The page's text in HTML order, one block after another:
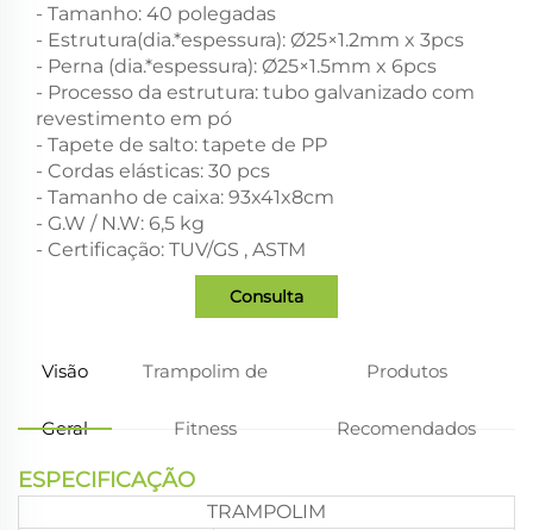
- Tamanho: 40 polegadas
- Estrutura(dia.*espessura): Ø25×1.2mm x 3pcs
- Perna (dia.*espessura): Ø25×1.5mm x 6pcs
- Processo da estrutura: tubo galvanizado com
revestimento em pó
- Tapete de salto: tapete de PP
- Cordas elásticas: 30 pcs
- Tamanho de caixa: 93x41x8cm
- G.W / N.W: 6,5 kg
- Certificação: TUV/GS , ASTM
Consulta
Visão
Geral
Trampolim de
Fitness
Produtos
Recomendados
ESPECIFICAÇÃO
TRAMPOLIM